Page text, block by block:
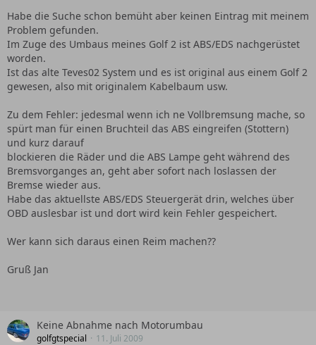
Habe die Suche schon bemüht aber keinen Eintrag mit meinem
Problem gefunden.
Im Zuge des Umbaus meines Golf 2 ist ABS/EDS nachgerüstet
worden.
Ist das alte Teves02 System und es ist original aus einem Golf 2
gewesen, also mit originalem Kabelbaum usw.
Zu dem Fehler: jedesmal wenn ich ne Vollbremsung mache, so
spürt man für einen Bruchteil das ABS eingreifen (Stottern)
und kurz darauf
blockieren die Räder und die ABS Lampe geht während des
Bremsvorganges an, geht aber sofort nach loslassen der
Bremse wieder aus.
Habe das aktuellste ABS/EDS Steuergerät drin, welches über
OBD auslesbar ist und dort wird kein Fehler gespeichert.
Wer kann sich daraus einen Reim machen??
Gruß Jan
Keine Abnahme nach Motorumbau
golfgtspecial 11. Juli 2009